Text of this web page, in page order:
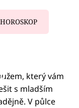
který vám
s mladším
V půlce